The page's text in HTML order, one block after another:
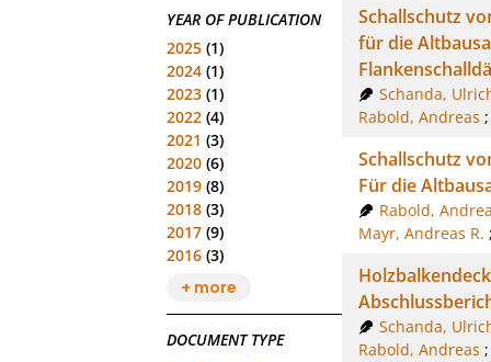
YEAR OF PUBLICATION
2025 (1)
2024 (1)
2023 (1)
2022 (4)
2021 (3)
2020 (6)
2019 (8)
2018 (3)
2017 (9)
2016 (3)
+ more
DOCUMENT TYPE
Schallschutz
für die
Schanda,
Rabold, Andreas
Schallschutz
Für die
Rabold,
Mayr, Andreas R.
Schanda,
Rabold, Andreas